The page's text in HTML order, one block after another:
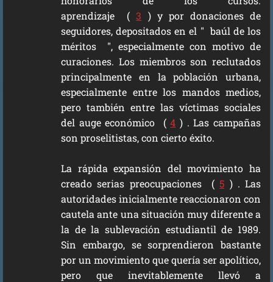
aprendizaje (3 ) y por donaciones de
seguidores, depositados en el " baúl de los
méritos ", especialmente con motivo de
curaciones. Los miembros son reclutados
principalmente en la población urbana,
especialmente entre los mandos medios,
pero también entre las víctimas sociales
del auge económico (4 ) . Las campañas
son proselitistas, con cierto éxito.
La rápida expansión del movimiento ha
creado serias preocupaciones (5 ) . Las
autoridades inicialmente reaccionaron con
cautela ante una situación muy diferente a
la de la sublevación estudiantil de 1989.
Sin embargo, se sorprendieron bastante
por un movimiento que quería ser apolítico,
pero que inevitablemente llevó a